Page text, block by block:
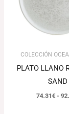
COLECCIÓN
PLATO LLANO
SAND
74.31€ -